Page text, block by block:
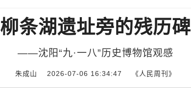
柳条湖遗址旁的残历碑
——沈阳“九·一八”历史博物馆观感
朱成山 2026-07-06 16:34:47 《人民周刊》